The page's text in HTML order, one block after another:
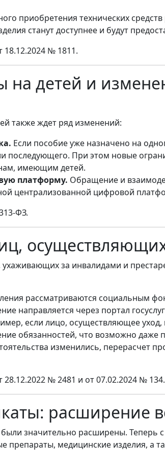
приобретения технических
станут доступнее и будут
18.12.2024 № 1811.
детей и
также ждет ряд изменений:
Если пособие уже назначено на
последующего. При этом новые
имеющим детей.
платформу. Обращение и
централизованной цифровой
ФЗ.
за инвалидами и
рассматриваются социальным
направляется через портал
если лицо, осуществляющее
обязанностей, что возможно даже
изменились, перерасчет
№ 2481 и от 07.02.2024 № 134.
расширение
значительно расширены.
препараты, медицинские изделия, а